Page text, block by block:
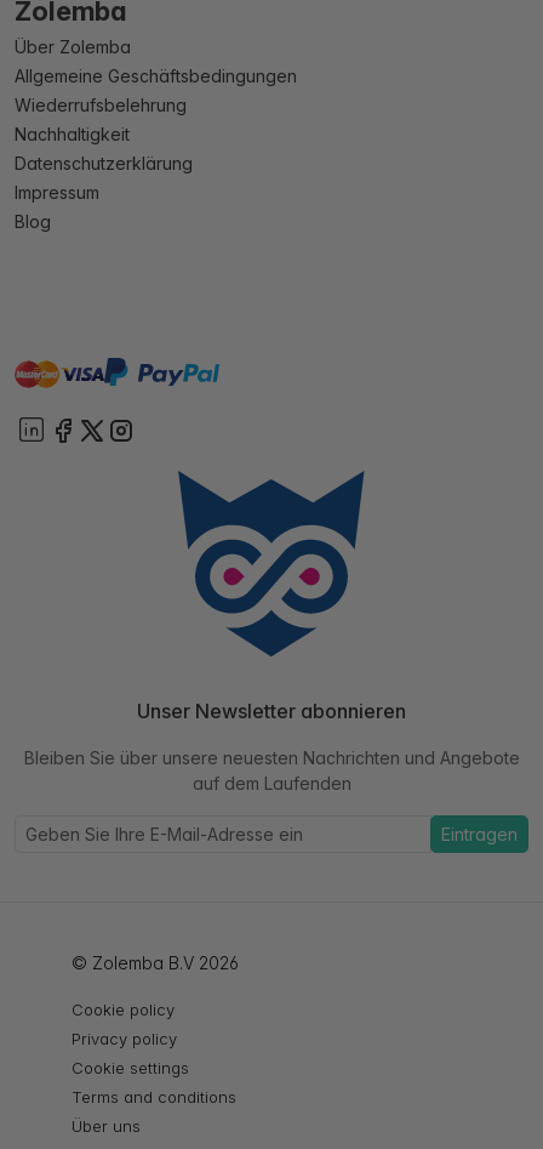
Zolemba
Über Zolemba
Allgemeine Geschäftsbedingungen
Wiederrufsbelehrung
Nachhaltigkeit
Datenschutzerklärung
Impressum
Blog
mastervisa paypal
Unser Newsletter abonnieren
Bleiben Sie über unsere neuesten Nachrichten und Angebote
auf dem Laufenden
Eintragen
© Zolemba B.V 2026
Cookie policy
Privacy policy
Cookie settings
Terms and conditions
Über uns